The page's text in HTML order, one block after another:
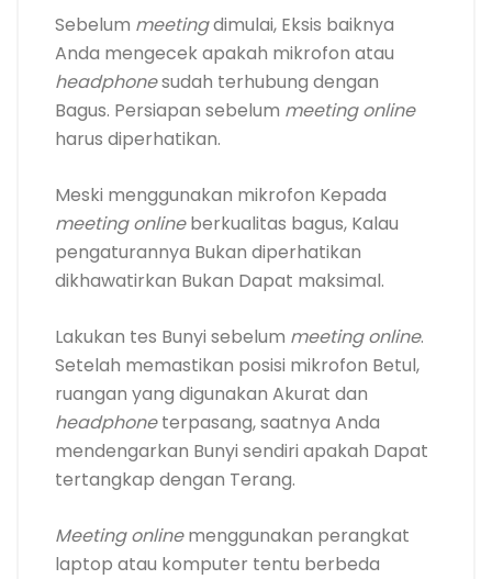
Sebelum meetingdimulai, Eksis baiknya
Anda mengecek apakah mikrofon atau
headphonesudah terhubung dengan
Bagus. Persiapan sebelum meeting online
harus diperhatikan.
Meski menggunakan mikrofon Kepada
meeting onlineberkualitas bagus, Kalau
pengaturannya Bukan diperhatikan
dikhawatirkan Bukan Dapat maksimal.
Lakukan tes Bunyi sebelum meeting online.
Setelah memastikan posisi mikrofon Betul,
ruangan yang digunakan Akurat dan
headphoneterpasang, saatnya Anda
mendengarkan Bunyi sendiri apakah Dapat
tertangkap dengan Terang.
Meeting onlinemenggunakan perangkat
laptop atau komputer tentu berbeda